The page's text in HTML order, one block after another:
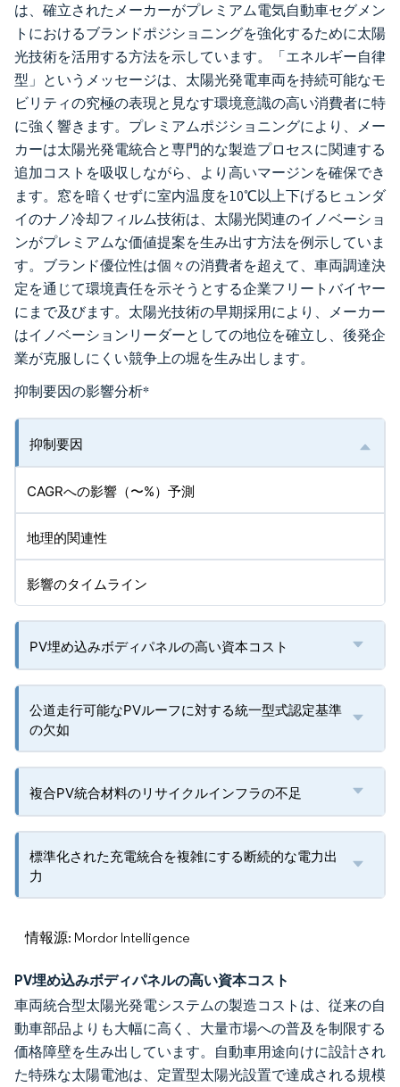
は、確立されたメーカーがプレミアム電気自動車セグメン
トにおけるブランドポジショニングを強化するために太陽
光技術を活用する方法を示しています。「エネルギー自律
型」というメッセージは、太陽光発電車両を持続可能なモ
ビリティの究極の表現と見なす環境意識の高い消費者に特
に強く響きます。プレミアムポジショニングにより、メー
カーは太陽光発電統合と専門的な製造プロセスに関連する
追加コストを吸収しながら、より高いマージンを確保でき
ます。窓を暗くせずに室内温度を10℃以上下げるヒュンダ
イのナノ冷却フィルム技術は、太陽光関連のイノベーショ
ンがプレミアムな価値提案を生み出す方法を例示していま
す。ブランド優位性は個々の消費者を超えて、車両調達決
定を通じて環境責任を示そうとする企業フリートバイヤー
にまで及びます。太陽光技術の早期採用により、メーカー
はイノベーションリーダーとしての地位を確立し、後発企
業が克服しにくい競争上の堀を生み出します。
抑制要因の影響分析*
抑制要因
CAGRへの影響（〜%）予測
地理的関連性
影響のタイムライン
PV埋め込みボディパネルの高い資本コスト
公道走行可能なPVルーフに対する統一型式認定基準
の欠如
複合PV統合材料のリサイクルインフラの不足
標準化された充電統合を複雑にする断続的な電力出
力
情報源: Mordor Intelligence
PV埋め込みボディパネルの高い資本コスト
車両統合型太陽光発電システムの製造コストは、従来の自
動車部品よりも大幅に高く、大量市場への普及を制限する
価格障壁を生み出しています。自動車用途向けに設計され
た特殊な太陽電池は、定置型太陽光設置で達成される規模